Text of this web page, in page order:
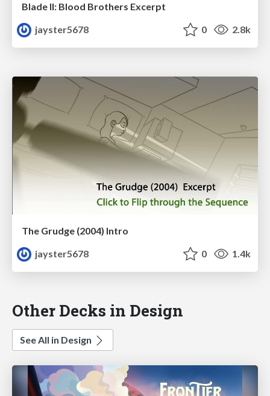
Blade II: Blood Brothers Excerpt
jayster5678
0 2.8k
The Grudge (2004) Intro
jayster5678
0 1.4k
Other Decks in Design
See All in Design